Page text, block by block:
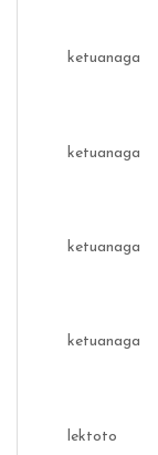
ketuanaga
ketuanaga
ketuanaga
ketuanaga
lektoto